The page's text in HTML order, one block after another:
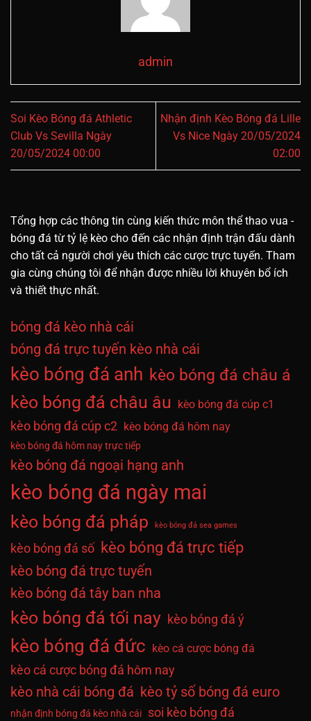
admin
Soi Kèo Bóng đá Athletic
Club Vs Sevilla Ngày
20/05/2024 00:00
Nhận định Kèo Bóng đá Lille
Vs Nice Ngày 20/05/2024
02:00
Tổng hợp các thông tin cùng kiến thức môn thể thao vua -
bóng đá từ tỷ lệ kèo cho đến các nhận định trận đấu dành
cho tất cả người chơi yêu thích các cược trực tuyến. Tham
gia cùng chúng tôi để nhận được nhiều lời khuyên bổ ích
và thiết thực nhất.
bóng đá kèo nhà cái
bóng đá trực tuyến kèo nhà cái
kèo bóng đá anh kèo bóng đá châu á
kèo bóng đá châu âu kèo bóng đá cúp c1
kèo bóng đá cúp c2 kèo bóng đá hôm nay
kèo bóng đá hôm nay trực tiếp
kèo bóng đá ngoại hạng anh
kèo bóng đá ngày mai
kèo bóng đá pháp kèo bóng đá sea games
kèo bóng đá số kèo bóng đá trực tiếp
kèo bóng đá trực tuyến
kèo bóng đá tây ban nha
kèo bóng đá tối nay kèo bóng đá ý
kèo bóng đá đức kèo cá cược bóng đá
kèo cá cược bóng đá hôm nay
kèo nhà cái bóng đá kèo tỷ số bóng đá euro
nhận định bóng đá kèo nhà cái soi kèo bóng đá